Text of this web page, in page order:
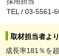
TEL / 03-5561-
取材担当者より
成長率181％を